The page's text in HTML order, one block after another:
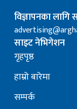
विज्ञापनका लागि
साइट नेभिगेशन
गृहपृष्ठ
हाम्रो बारेमा
सम्पर्क